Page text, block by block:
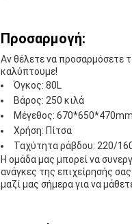
Προσαρμογή:
Αν θέλετε να προσαρμόσετε
καλύπτουμε!
Όγκος: 80L
Βάρος: 250 κιλά
Μέγεθος: 670*650*470mm
Χρήση: Πίτσα
Ταχύτητα ράβδου: 220/
Η ομάδα μας μπορεί να
ανάγκες της επιχείρησής
μαζί μας σήμερα για να